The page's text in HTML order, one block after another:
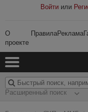
Войти или
О
проекте
ПравилаРеклама
Расширенный поиск